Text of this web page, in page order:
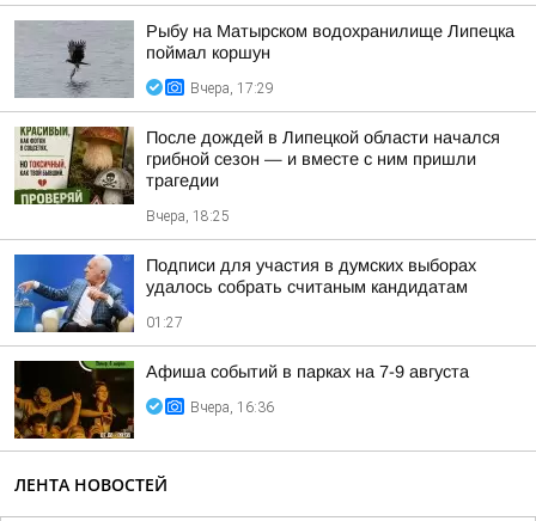
Рыбу на Матырском водохранилище Липецка
поймал коршун
Вчера, 17:29
После дождей в Липецкой области начался
грибной сезон — и вместе с ним пришли
трагедии
Вчера, 18:25
Подписи для участия в думских выборах
удалось собрать считаным кандидатам
01:27
Афиша событий в парках на 7-9 августа
Вчера, 16:36
ЛЕНТА НОВОСТЕЙ